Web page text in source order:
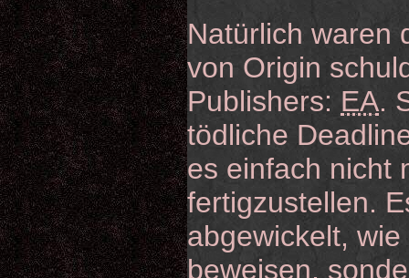
Natürlich waren
von Origin
Publishers: EA.
tödliche
es einfach nicht
fertigzustellen.
abgewickelt,
beweisen,